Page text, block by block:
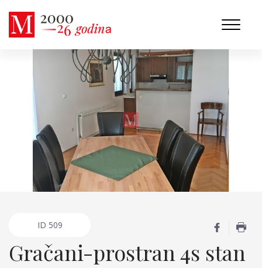
ID 509
Gračani-prostran 4s stan